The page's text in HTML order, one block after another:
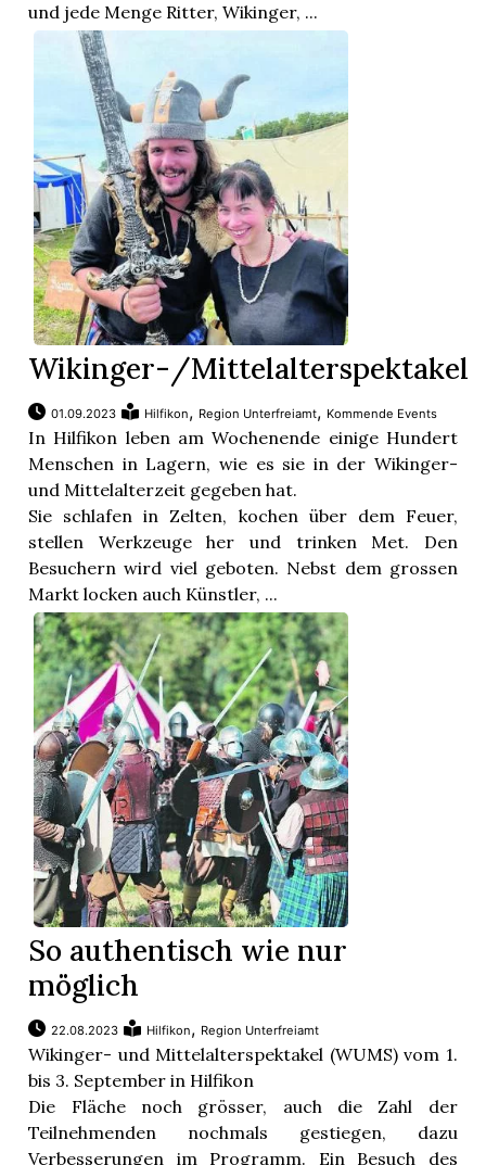
und jede Menge Ritter, Wikinger, ...
Wikinger-/Mittelalterspektakel
01.09.2023 Hilfikon, Region Unterfreiamt, Kommende Events
In Hilfikon leben am Wochenende einige Hundert
Menschen in Lagern, wie es sie in der Wikinger-
und Mittelalterzeit gegeben hat.
Sie schlafen in Zelten, kochen über dem Feuer,
stellen Werkzeuge her und trinken Met. Den
Besuchern wird viel geboten. Nebst dem grossen
Markt locken auch Künstler, ...
So authentisch wie nur
möglich
22.08.2023 Hilfikon, Region Unterfreiamt
Wikinger- und Mittelalterspektakel (WUMS) vom 1.
bis 3. September in Hilfikon
Die Fläche noch grösser, auch die Zahl der
Teilnehmenden nochmals gestiegen, dazu
Verbesserungen im Programm. Ein Besuch des